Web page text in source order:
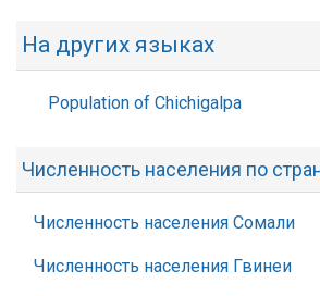
На других языках
Population of Chichigalpa
Численность населения по
Численность населения Сомали
Численность населения Гвинеи